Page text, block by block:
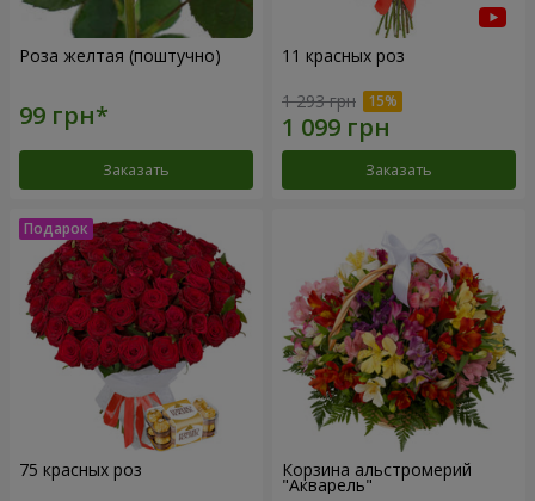
Роза желтая (поштучно)
Заказать
11 красных роз
1 293 грн
Заказать
75 красных роз Корзина альстромерий
"Акварель"